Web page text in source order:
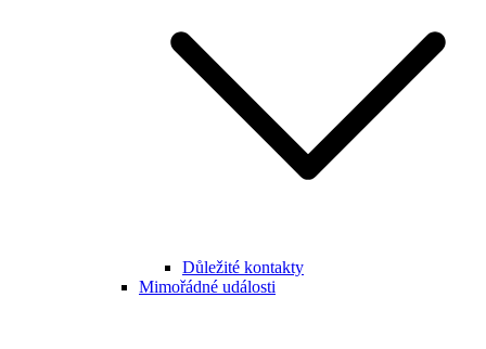
Důležité kontakty
Mimořádné události